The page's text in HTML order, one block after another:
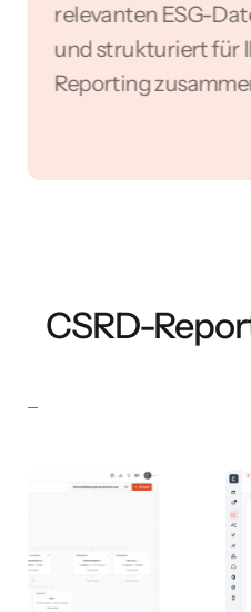
relevanten ESG-
und strukturiert für
Reporting
CSRD-